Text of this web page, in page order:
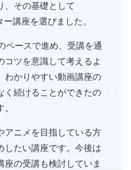
、その基礎として
講座を選びました。
ペースで進め、受講を通
コツを意識して考えるよ
わかりやすい動画講座の
く続けることができたの
アニメを目指している方
したい講座です。今後は
座の受講も検討していま